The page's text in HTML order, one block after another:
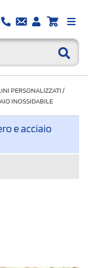
PERSONALIZZATI /
INOSSIDABILE
e acciaio